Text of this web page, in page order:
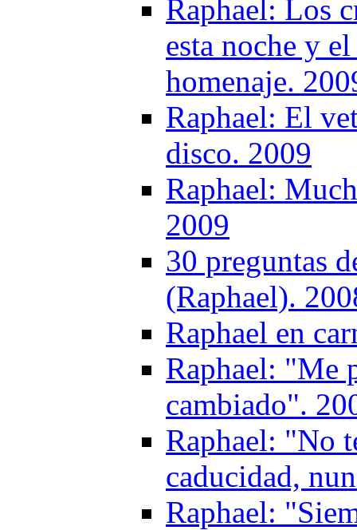
Raphael: Los
esta noche y
homenaje.
Raphael: El
disco. 2009
Raphael:
2009
30 preguntas
(Raphael).
Raphael en
Raphael: "Me
cambiado".
Raphael: "No
caducidad,
Raphael: